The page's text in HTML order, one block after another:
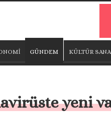
GÜNDEM KÜLTÜR
yeni